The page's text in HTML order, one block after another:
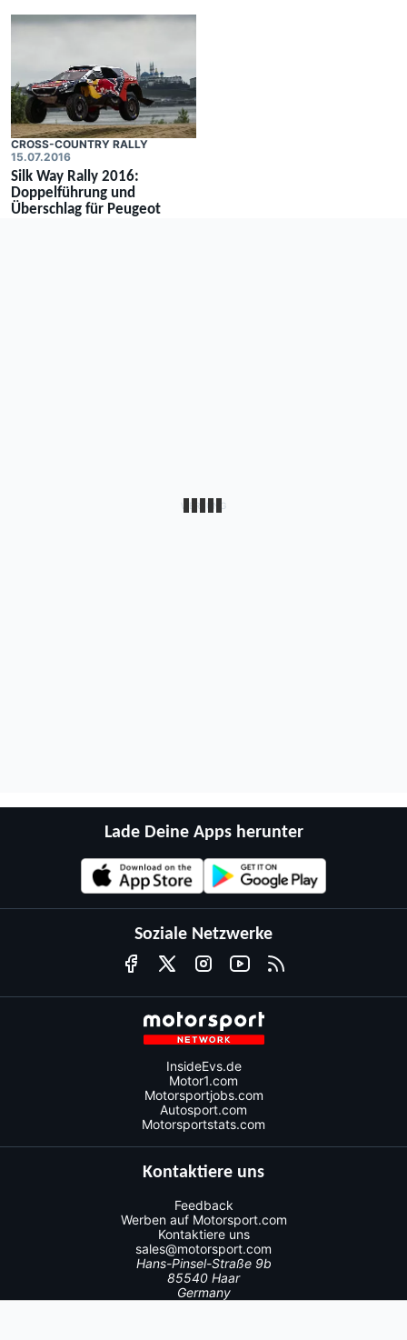
CROSS-COUNTRY RALLY
15.07.2016
Silk Way Rally 2016:
Doppelführung und
Überschlag für Peugeot
Lade Deine Apps herunter
Soziale Netzwerke
InsideEvs.de
Motor1.com
Motorsportjobs.com
Autosport.com
Motorsportstats.com
Kontaktiere uns
Feedback
Werben auf Motorsport.com
Kontaktiere uns
sales@motorsport.com
Hans-Pinsel-Straße 9b
85540 Haar
Germany